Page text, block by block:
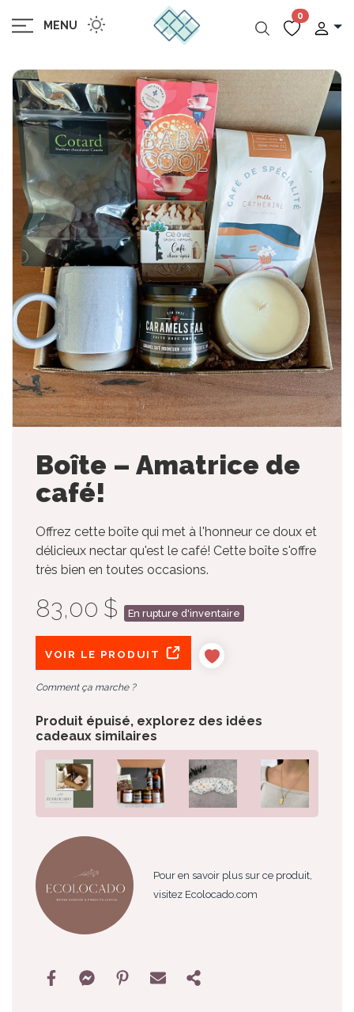
MENU
0
Boîte – Amatrice de
café!
Offrez cette boîte qui met à l'honneur ce doux et
délicieux nectar qu'est le café! Cette boîte s'offre
très bien en toutes occasions.
83,00 $ En rupture d'inventaire
VOIR LE PRODUIT
Comment ça marche ?
Produit épuisé, explorez des idées
cadeaux similaires
Pour en savoir plus sur ce produit,
visitez Ecolocado.com